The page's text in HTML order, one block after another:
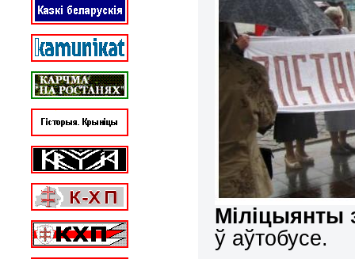
Міліцыянты
ў аўтобусе.